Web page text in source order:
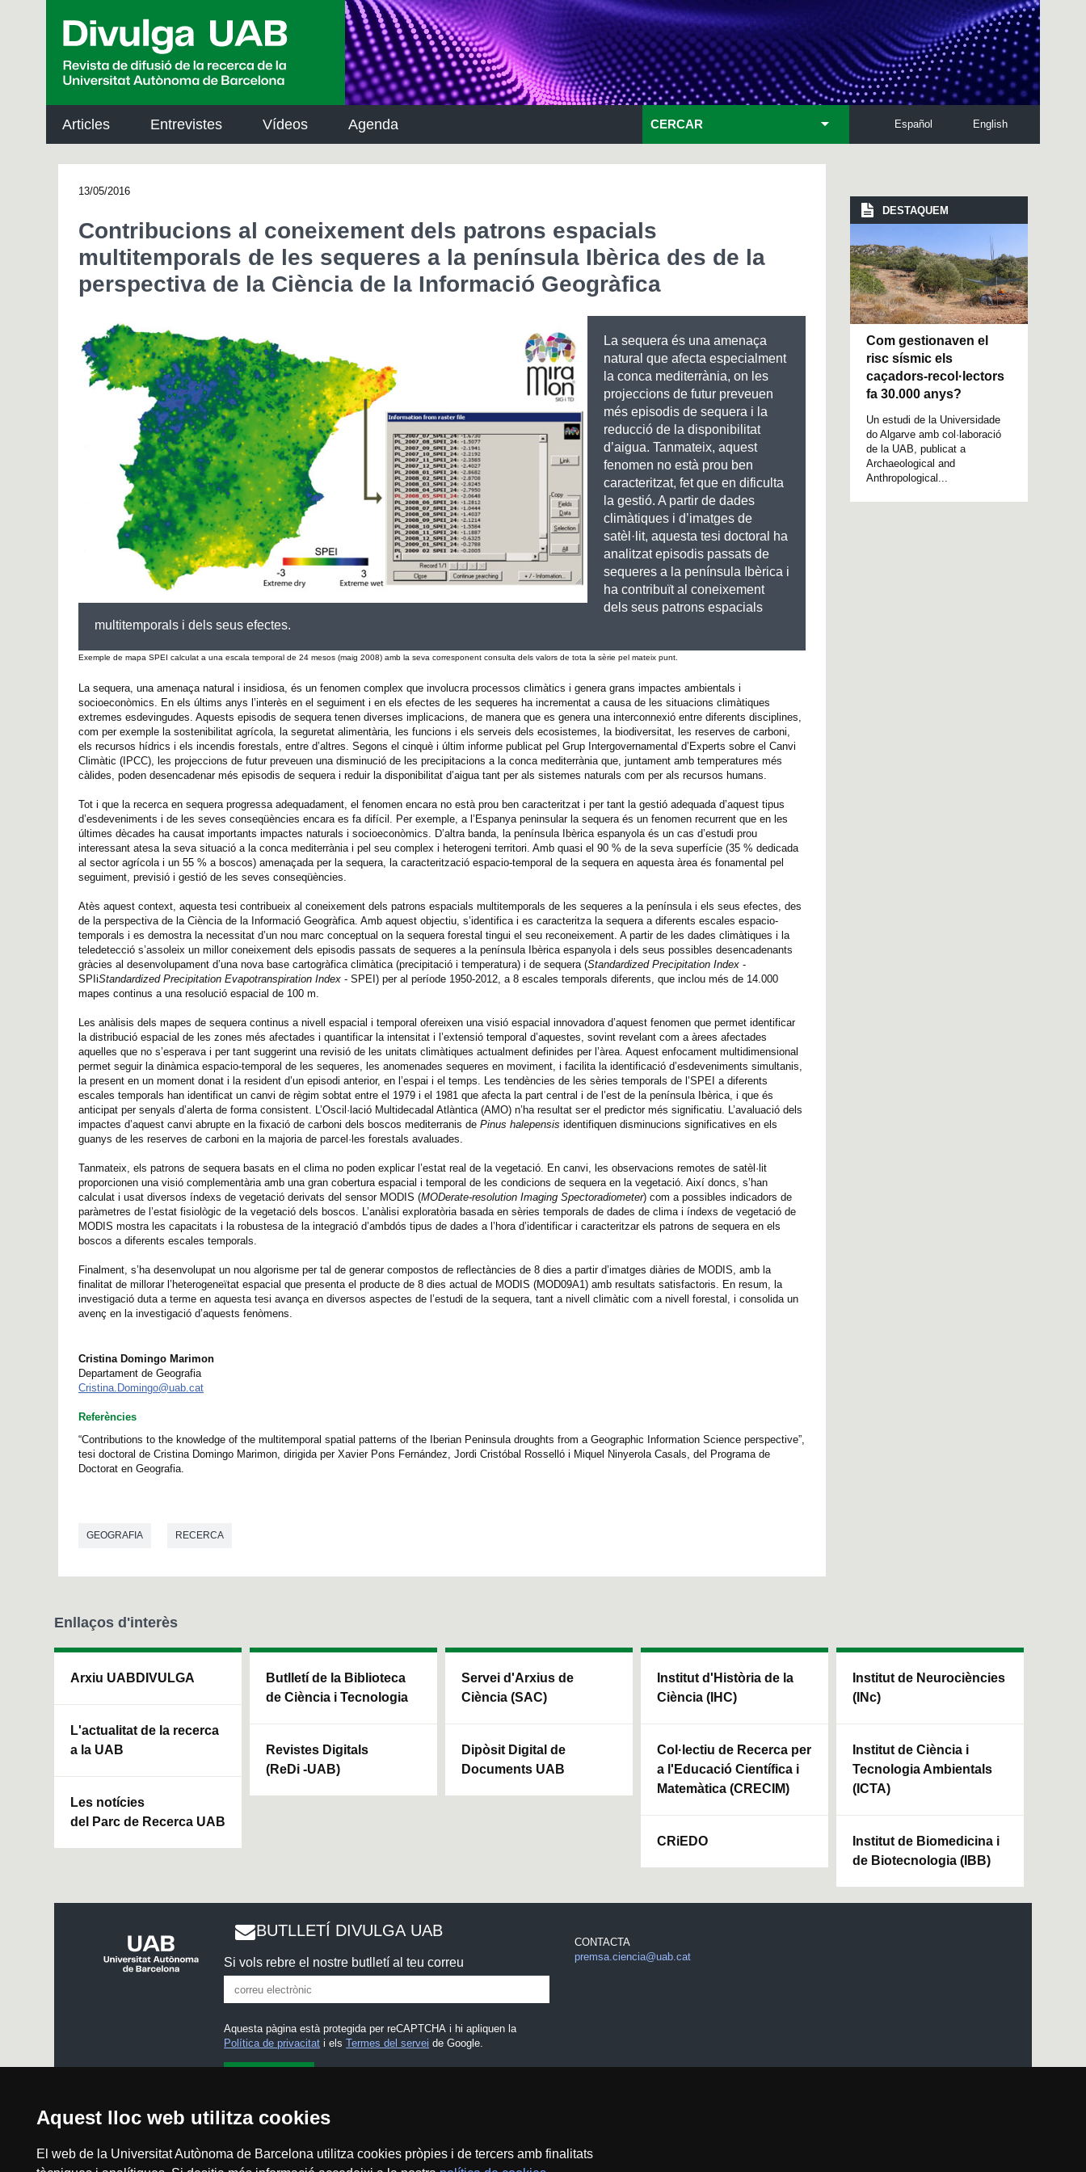
Aquest lloc web utilitza cookies
El web de la Universitat Autònoma de Barcelona utilitza cookies pròpies i de tercers amb finalitats
Articles Entrevistes Vídeos Agenda English
Español
CERCAR
13/05/2016
Contribucions al coneixement dels patrons espacials
multitemporals de les sequeres a la península Ibèrica des de la
perspectiva de la Ciència de la Informació Geogràfica
La sequera és una amenaça
natural que afecta especialment
la conca mediterrània, on les
projeccions de futur preveuen
més episodis de sequera i la
reducció de la disponibilitat
d’aigua. Tanmateix, aquest
fenomen no està prou ben
caracteritzat, fet que en dificulta
la gestió. A partir de dades
climàtiques i d’imatges de
satèl·lit, aquesta tesi doctoral ha
analitzat episodis passats de
sequeres a la península Ibèrica i
ha contribuït al coneixement
dels seus patrons espacials
multitemporals i dels seus efectes.
Exemple de mapa SPEI calculat a una escala temporal de 24 mesos (maig 2008) amb la seva corresponent consulta dels valors de tota la sèrie pel mateix punt.
La sequera, una amenaça natural i insidiosa, és un fenomen complex que involucra processos climàtics i genera grans impactes ambientals i
socioeconòmics. En els últims anys l’interès en el seguiment i en els efectes de les sequeres ha incrementat a causa de les situacions climàtiques
extremes esdevingudes. Aquests episodis de sequera tenen diverses implicacions, de manera que es genera una interconnexió entre diferents disciplines,
com per exemple la sostenibilitat agrícola, la seguretat alimentària, les funcions i els serveis dels ecosistemes, la biodiversitat, les reserves de carboni,
els recursos hídrics i els incendis forestals, entre d’altres. Segons el cinquè i últim informe publicat pel Grup Intergovernamental d’Experts sobre el Canvi
Climàtic (IPCC), les projeccions de futur preveuen una disminució de les precipitacions a la conca mediterrània que, juntament amb temperatures més
càlides, poden desencadenar més episodis de sequera i reduir la disponibilitat d’aigua tant per als sistemes naturals com per als recursos humans.
Tot i que la recerca en sequera progressa adequadament, el fenomen encara no està prou ben caracteritzat i per tant la gestió adequada d’aquest tipus
d’esdeveniments i de les seves conseqüències encara es fa difícil. Per exemple, a l’Espanya peninsular la sequera és un fenomen recurrent que en les
últimes dècades ha causat importants impactes naturals i socioeconòmics. D’altra banda, la península Ibèrica espanyola és un cas d’estudi prou
interessant atesa la seva situació a la conca mediterrània i pel seu complex i heterogeni territori. Amb quasi el 90 % de la seva superfície (35 % dedicada
al sector agrícola i un 55 % a boscos) amenaçada per la sequera, la caracterització espacio-temporal de la sequera en aquesta àrea és fonamental pel
seguiment, previsió i gestió de les seves conseqüències.
Atès aquest context, aquesta tesi contribueix al coneixement dels patrons espacials multitemporals de les sequeres a la península i els seus efectes, des
de la perspectiva de la Ciència de la Informació Geogràfica. Amb aquest objectiu, s’identifica i es caracteritza la sequera a diferents escales espacio-
temporals i es demostra la necessitat d’un nou marc conceptual on la sequera forestal tingui el seu reconeixement. A partir de les dades climàtiques i la
teledetecció s’assoleix un millor coneixement dels episodis passats de sequeres a la península Ibèrica espanyola i dels seus possibles desencadenants
gràcies al desenvolupament d’una nova base cartogràfica climàtica (precipitació i temperatura) i de sequera (Standardized Precipitation Index -
SPIiStandardized Precipitation Evapotranspiration Index - SPEI) per al període 1950-2012, a 8 escales temporals diferents, que inclou més de 14.000
mapes continus a una resolució espacial de 100 m.
Les anàlisis dels mapes de sequera continus a nivell espacial i temporal ofereixen una visió espacial innovadora d’aquest fenomen que permet identificar
la distribució espacial de les zones més afectades i quantificar la intensitat i l’extensió temporal d’aquestes, sovint revelant com a àrees afectades
aquelles que no s’esperava i per tant suggerint una revisió de les unitats climàtiques actualment definides per l’àrea. Aquest enfocament multidimensional
permet seguir la dinàmica espacio-temporal de les sequeres, les anomenades sequeres en moviment, i facilita la identificació d’esdeveniments simultanis,
la present en un moment donat i la resident d’un episodi anterior, en l’espai i el temps. Les tendències de les sèries temporals de l’SPEI a diferents
escales temporals han identificat un canvi de règim sobtat entre el 1979 i el 1981 que afecta la part central i de l’est de la península Ibèrica, i que és
anticipat per senyals d’alerta de forma consistent. L’Oscil·lació Multidecadal Atlàntica (AMO) n’ha resultat ser el predictor més significatiu. L’avaluació dels
impactes d’aquest canvi abrupte en la fixació de carboni dels boscos mediterranis de Pinus halepensis identifiquen disminucions significatives en els
guanys de les reserves de carboni en la majoria de parcel·les forestals avaluades.
Tanmateix, els patrons de sequera basats en el clima no poden explicar l’estat real de la vegetació. En canvi, les observacions remotes de satèl·lit
proporcionen una visió complementària amb una gran cobertura espacial i temporal de les condicions de sequera en la vegetació. Així doncs, s’han
calculat i usat diversos índexs de vegetació derivats del sensor MODIS (MODerate-resolution Imaging Spectoradiometer) com a possibles indicadors de
paràmetres de l’estat fisiològic de la vegetació dels boscos. L’anàlisi exploratòria basada en sèries temporals de dades de clima i índexs de vegetació de
MODIS mostra les capacitats i la robustesa de la integració d’ambdós tipus de dades a l’hora d’identificar i caracteritzar els patrons de sequera en els
boscos a diferents escales temporals.
Finalment, s’ha desenvolupat un nou algorisme per tal de generar compostos de reflectàncies de 8 dies a partir d’imatges diàries de MODIS, amb la
finalitat de millorar l’heterogeneïtat espacial que presenta el producte de 8 dies actual de MODIS (MOD09A1) amb resultats satisfactoris. En resum, la
investigació duta a terme en aquesta tesi avança en diversos aspectes de l’estudi de la sequera, tant a nivell climàtic com a nivell forestal, i consolida un
avenç en la investigació d’aquests fenòmens.
Cristina Domingo Marimon
Departament de Geografia
Cristina.Domingo@uab.cat
Referències
“Contributions to the knowledge of the multitemporal spatial patterns of the Iberian Peninsula droughts from a Geographic Information Science perspective”,
tesi doctoral de Cristina Domingo Marimon, dirigida per Xavier Pons Fernández, Jordi Cristóbal Rosselló i Miquel Ninyerola Casals, del Programa de
Doctorat en Geografia.
GEOGRAFIA RECERCA
DESTAQUEM
Com gestionaven el
risc sísmic els
caçadors-recol·lectors
fa 30.000 anys?
Un estudi de la Universidade
do Algarve amb col·laboració
de la UAB, publicat a
Archaeological and
Anthropological...
Enllaços d'interès
Arxiu UABDIVULGA
L'actualitat de la recerca
a la UAB
Les notícies
del Parc de Recerca UAB
Butlletí de la Biblioteca
de Ciència i Tecnologia
Revistes Digitals
(ReDi -UAB)
Servei d'Arxius de
Ciència (SAC)
Dipòsit Digital de
Documents UAB
Institut d'Història de la
Ciència (IHC)
Col·lectiu de Recerca per
a l'Educació Científica i
Matemàtica (CRECIM)
CRiEDO
Institut de Neurociències
(INc)
Institut de Ciència i
Tecnologia Ambientals
(ICTA)
Institut de Biomedicina i
de Biotecnologia (IBB)
BUTLLETÍ DIVULGA UAB
Si vols rebre el nostre butlletí al teu correu
Aquesta pàgina està protegida per reCAPTCHA i hi apliquen la
Política de privacitat i elsTermes del servei de Google.
He llegit i accepto l'
CONTACTA
premsa.ciencia@uab.cat